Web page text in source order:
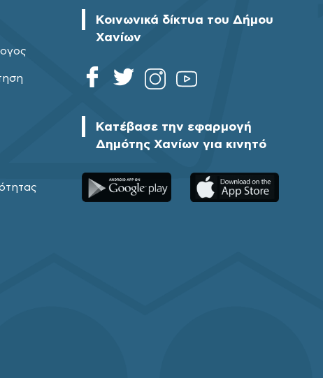
Κοινωνικά δίκτυα του Δήμου
Χανίων
Κατέβασε την εφαρμογή
Δημότης Χανίων για κινητό